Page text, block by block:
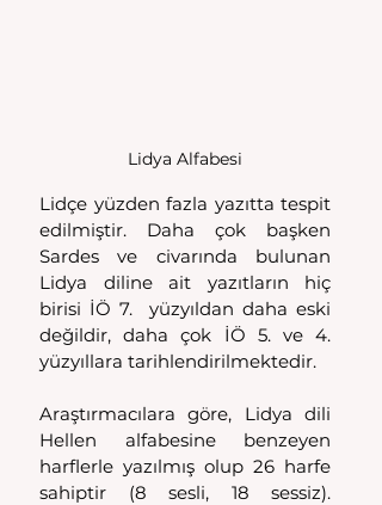
Lidya Alfabesi
Lidçe yüzden fazla yazıtta tespit
edilmiştir. Daha çok başken
Sardes ve civarında bulunan
Lidya diline ait yazıtların hiç
birisi İÖ 7.  yüzyıldan daha eski
değildir, daha çok İÖ 5. ve 4.
yüzyıllara tarihlendirilmektedir.
Araştırmacılara göre, Lidya dili
Hellen alfabesine benzeyen
harflerle yazılmış olup 26 harfe
sahiptir (8 sesli, 18 sessiz).